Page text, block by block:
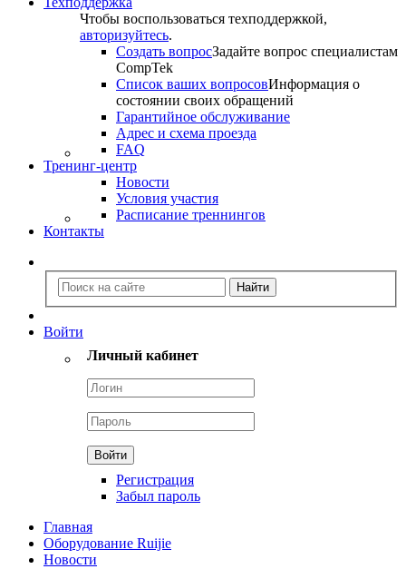
Чтобы воспользоваться техподдержкой,
авторизуйтесь.
Создать вопросЗадайте вопрос специалистам
CompTek
Список ваших вопросовИнформация о
состоянии своих обращений
Гарантийное обслуживание
Адрес и схема проезда
FAQ
Тренинг-центр
Новости
Условия участия
Расписание треннингов
Контакты
Войти
Личный кабинет
Регистрация
Забыл пароль
Главная
Оборудование Ruijie
Новости